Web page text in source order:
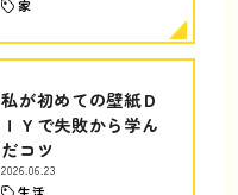
家
私が初めての壁紙Ｄ
ＩＹで失敗から学ん
だコツ
2026.06.23